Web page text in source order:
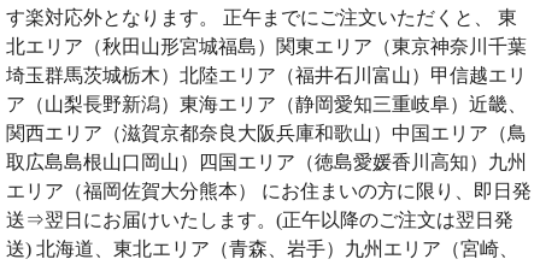
す楽対応外となります。 正午までにご注文いただくと、 東
北エリア（秋田山形宮城福島）関東エリア（東京神奈川千葉
埼玉群馬茨城栃木）北陸エリア（福井石川富山）甲信越エリ
ア（山梨長野新潟）東海エリア（静岡愛知三重岐阜）近畿、
関西エリア（滋賀京都奈良大阪兵庫和歌山）中国エリア（鳥
取広島島根山口岡山）四国エリア（徳島愛媛香川高知）九州
エリア（福岡佐賀大分熊本） にお住まいの方に限り、即日発
送⇒翌日にお届けいたします。(正午以降のご注文は翌日発
送) 北海道、東北エリア（青森、岩手）九州エリア（宮崎、